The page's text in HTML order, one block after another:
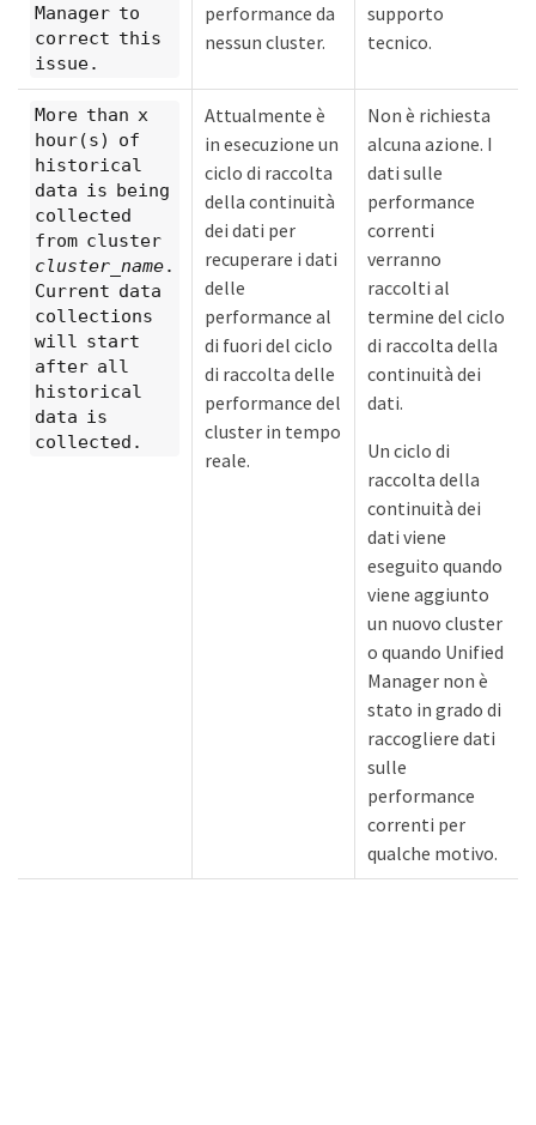
Manager to
correct this
issue.
performance da
nessun cluster.
supporto
tecnico.
More than x
hour(s) of
historical
data is being
collected
from cluster
cluster_name.
Current data
collections
will start
after all
historical
data is
collected.
Attualmente è
in esecuzione un
ciclo di raccolta
della continuità
dei dati per
recuperare i dati
delle
performance al
di fuori del ciclo
di raccolta delle
performance del
cluster in tempo
reale.
Non è richiesta
alcuna azione. I
dati sulle
performance
correnti
verranno
raccolti al
termine del ciclo
di raccolta della
continuità dei
dati.
Un ciclo di
raccolta della
continuità dei
dati viene
eseguito quando
viene aggiunto
un nuovo cluster
o quando Unified
Manager non è
stato in grado di
raccogliere dati
sulle
performance
correnti per
qualche motivo.